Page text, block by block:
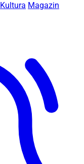
Kultura Magazin